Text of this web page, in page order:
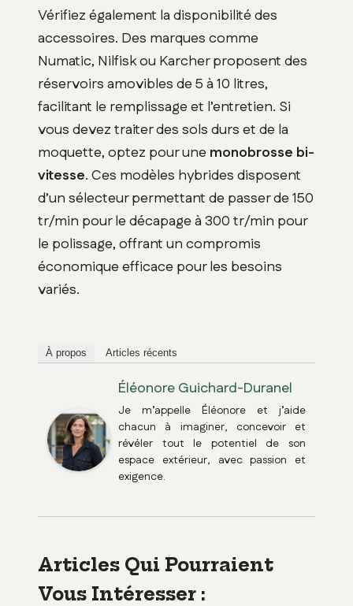
Vérifiez également la disponibilité des
accessoires. Des marques comme
Numatic, Nilfisk ou Karcher proposent des
réservoirs amovibles de 5 à 10 litres,
facilitant le remplissage et l’entretien. Si
vous devez traiter des sols durs et de la
moquette, optez pour unemonobrosse bi-
vitesse. Ces modèles hybrides disposent
d’un sélecteur permettant de passer de 150
tr/min pour le décapage à 300 tr/min pour
le polissage, offrant un compromis
économique efficace pour les besoins
variés.
À propos Articles récents
Éléonore Guichard-Duranel
Je m’appelle Éléonore et j’aide
chacun à imaginer, concevoir et
révéler tout le potentiel de son
espace extérieur, avec passion et
exigence.
Articles Qui Pourraient
Vous Intéresser :